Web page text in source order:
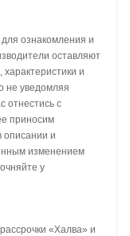
ознакомления и
оставляют
и
не уведомляя
отнестись с
приносим
описании и
изменением
у
«Халва» и